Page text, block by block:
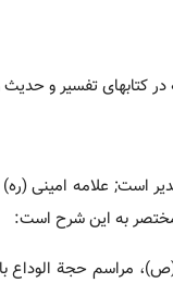
و حدیث و تاریخ، و نیز بسیاری از
به این شرح است:
مراسم حجة الوداع